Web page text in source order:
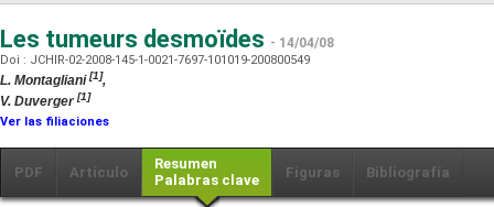
Les tumeurs desmoïdes - 14/04/08
Doi : JCHIR-02-2008-145-1-0021-7697-101019-200800549
L. Montagliani[1],
V. Duverger[1]
Ver las filiaciones
PDF Artículo
Resumen
Palabras clave
Figuras Bibliografía